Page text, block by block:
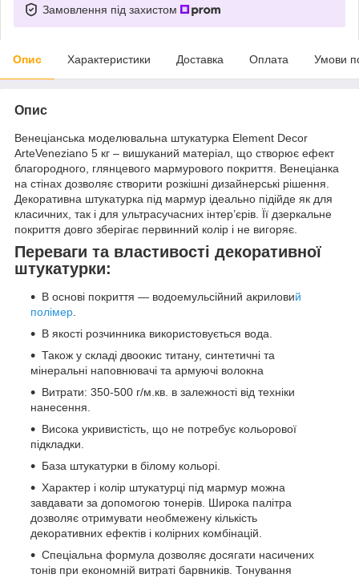
Замовлення під захистом
Опис Характеристики Доставка Оплата Умови
Опис
Венеціанська моделювальна штукатурка Element Decor
ArteVeneziano 5 кг – вишуканий матеріал, що створює ефект
благородного, глянцевого мармурового покриття. Венеціанка
на стінах дозволяє створити розкішні дизайнерські рішення.
Декоративна штукатурка під мармур ідеально підійде як для
класичних, так і для ультрасучасних інтер’єрів. Її дзеркальне
покриття довго зберігає первинний колір і не вигоряє.
Переваги та властивості декоративної
штукатурки:
В основі покриття — водоемульсійний акриловий
полімер.
В якості розчинника використовується вода.
Також у складі двоокис титану, синтетичні та
мінеральні наповнювачі та армуючі волокна
Витрати: 350-500 г/м.кв. в залежності від техніки
нанесення.
Висока укривистість, що не потребує кольорової
підкладки.
База штукатурки в білому кольорі.
Характер і колір штукатурці під мармур можна
завдавати за допомогою тонерів. Широка палітра
дозволяє отримувати необмежену кількість
декоративних ефектів і колірних комбінацій.
Спеціальна формула дозволяє досягати насичених
тонів при економній витраті барвників. Тонування